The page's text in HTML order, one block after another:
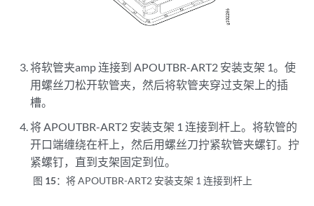
将软管夹amp 连接到 APOUTBR-ART2 安装支架 1。使
用螺丝刀松开软管夹，然后将软管夹穿过支架上的插
槽。
将 APOUTBR-ART2 安装支架 1 连接到杆上。将软管的
开口端缠绕在杆上，然后用螺丝刀拧紧软管夹螺钉。拧
紧螺钉，直到支架固定到位。
图 15：将 APOUTBR-ART2 安装支架 1 连接到杆上